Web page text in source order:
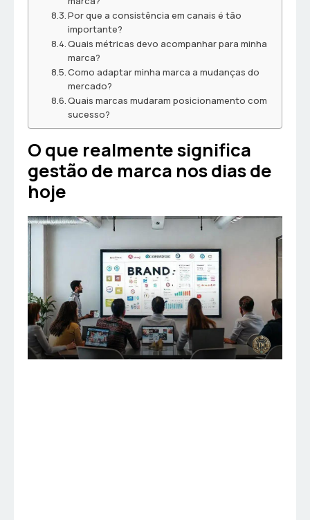
Por que a consistência em canais é tão
importante?
Quais métricas devo acompanhar para minha
marca?
Como adaptar minha marca a mudanças do
mercado?
Quais marcas mudaram posicionamento com
sucesso?
O que realmente significa
gestão de marca nos dias de
hoje